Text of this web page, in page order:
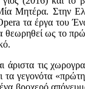
Μητέρα. Στην
τα έργα του
θεωρηθεί ως το
άριστα τις
τα γεγονότα